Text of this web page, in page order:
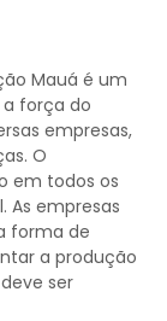
Mauá é um
força do
empresas,
O
em todos os
As empresas
forma de
a produção
ser